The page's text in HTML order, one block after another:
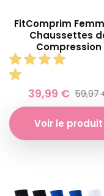
FitComprim
Chaussettes
Compression
59,97
39,99 €
Voir le produit